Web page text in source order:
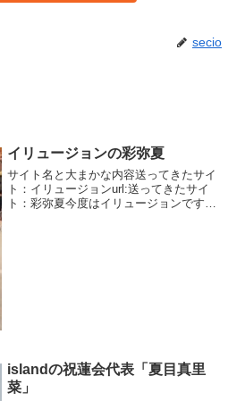
secio
イリュージョンの彩弥夏
サイト名と大まかな内容送ってきたサイ
ト：イリュージョンurl:送ってきたサイ
ト：彩弥夏今度はイリュージョンです。
islandの祝蓮会代表「夏目真里
菜」